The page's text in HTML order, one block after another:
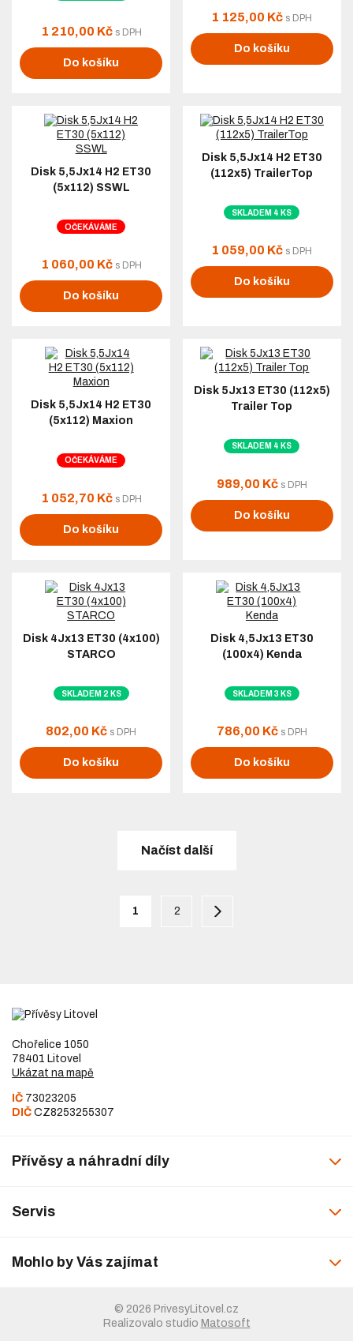
1 210,00 Kč s DPH
Do košíku
1 125,00 Kč s DPH
Do košíku
Disk 5,5Jx14 H2 ET30
(5x112) SSWL
OČEKÁVÁME
1 060,00 Kč s DPH
Do košíku
Disk 5,5Jx14 H2 ET30
(112x5) TrailerTop
SKLADEM 4 KS
1 059,00 Kč s DPH
Do košíku
Disk 5,5Jx14 H2 ET30
(5x112) Maxion
OČEKÁVÁME
1 052,70 Kč s DPH
Do košíku
Disk 5Jx13 ET30 (112x5)
Trailer Top
SKLADEM 4 KS
989,00 Kč s DPH
Do košíku
Disk 4Jx13 ET30 (4x100)
STARCO
SKLADEM 2 KS
802,00 Kč s DPH
Do košíku
Disk 4,5Jx13 ET30
(100x4) Kenda
SKLADEM 3 KS
786,00 Kč s DPH
Do košíku
Načíst další
1 2
Chořelice 1050
78401 Litovel
Ukázat na mapě
IČ 73023205
DIČ CZ8253255307
Přívěsy a náhradní díly
Servis
Mohlo by Vás zajímat
© 2026 PrivesyLitovel.cz
Realizovalo studio Matosoft